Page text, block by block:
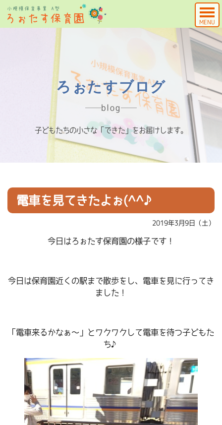
MENU
ろぉたすブログ
blog
子どもたちの小さな「できた」をお届けします。
電車を見てきたよぉ(^^♪
2019年3月9日（土）
今日はろぉたす保育園の様子です！
今日は保育園近くの駅まで散歩をし、電車を見に行ってき
ました！
「電車来るかなぁ～」とワクワクして電車を待つ子どもた
ち♪